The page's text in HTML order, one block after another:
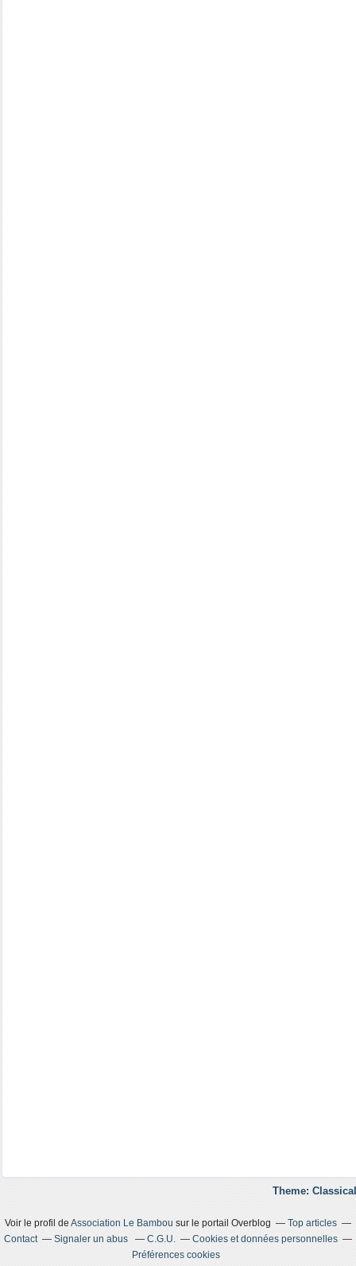
Theme:
Voir le profil deAssociation Le Bambou sur le portail Overblog
Top articles
Contact
Signaler un abus C.G.U.
Cookies et données personnelles
Préférences cookies